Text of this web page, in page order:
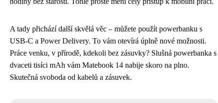
A tady přichází další skvělá věc – můžete použít powerbanku s
USB-C a Power Delivery. To vám otevírá úplně nové možnosti.
Práce venku, v přírodě, kdekoli bez zásuvky? Slušná powerbanka s
dvaceti tisíci mAh vám Matebook 14 nabije skoro na plno.
Skutečná svoboda od kabelů a zásuvek.